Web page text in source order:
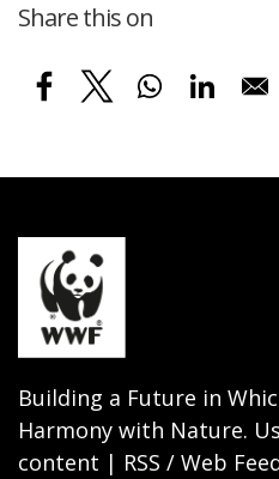
Share this on
Building a Future in
Harmony with Nature.
content | RSS / Web